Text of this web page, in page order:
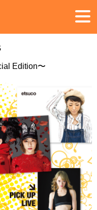
Edition〜